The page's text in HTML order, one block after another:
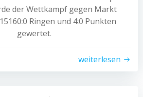
der Wettkampf gegen Markt
Ringen und 4:0 Punkten
gewertet.
weiterlesen